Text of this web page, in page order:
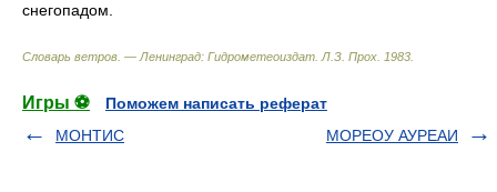
снегопадом.
Словарь ветров. — Ленинград: Гидрометеоиздат Л.З. Прох 1983
Игры ⚽
Поможем написать реферат
МОНТИС
МОРЕОУ АУРЕАИ